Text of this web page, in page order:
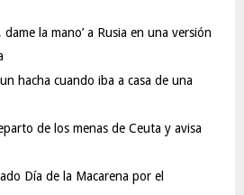
dame la mano’ a Rusia en una versión
hacha cuando iba a casa de una
de los menas de Ceuta y avisa
Día de la Macarena por el